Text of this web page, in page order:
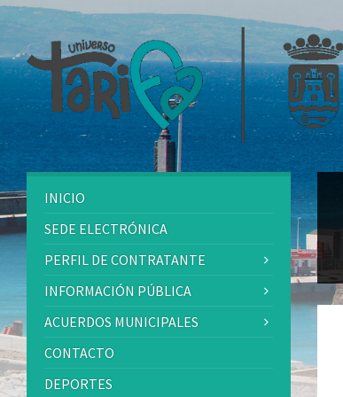
INICIO
SEDE ELECTRÓNICA
PERFIL DE CONTRATANTE
INFORMACIÓN PÚBLICA
ACUERDOS MUNICIPALES
CONTACTO
DEPORTES